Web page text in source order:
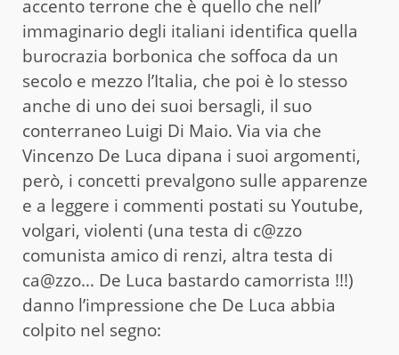
accento terrone che è quello che nell’
immaginario degli italiani identifica quella
burocrazia borbonica che soffoca da un
secolo e mezzo l’Italia, che poi è lo stesso
anche di uno dei suoi bersagli, il suo
conterraneo Luigi Di Maio. Via via che
Vincenzo De Luca dipana i suoi argomenti,
però, i concetti prevalgono sulle apparenze
e a leggere i commenti postati su Youtube,
volgari, violenti (una testa di c@zzo
comunista amico di renzi, altra testa di
ca@zzo… De Luca bastardo camorrista !!!)
danno l’impressione che De Luca abbia
colpito nel segno: